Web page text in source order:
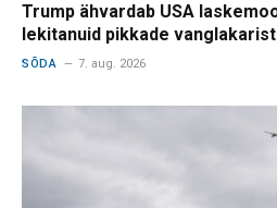
Trump ähvardab USA
lekitanuid pikkade
SÕDA 7. aug. 2026